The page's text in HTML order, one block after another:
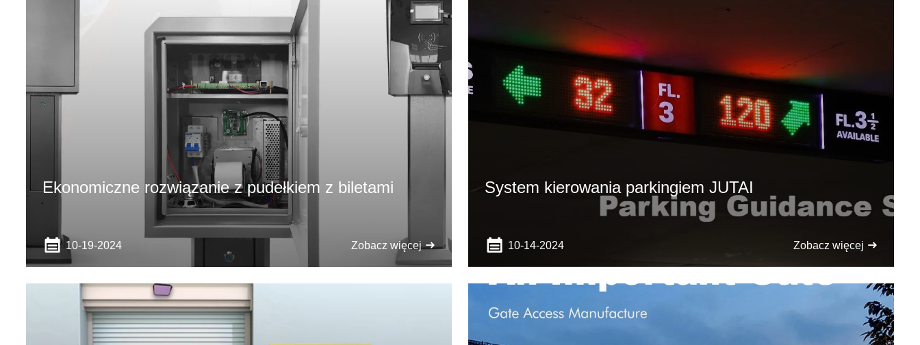
Ekonomiczne rozwiązanie z pudełkiem z biletami
10-19-2024 Zobacz więcej
System kierowania parkingiem JUTAI
10-14-2024 Zobacz więcej